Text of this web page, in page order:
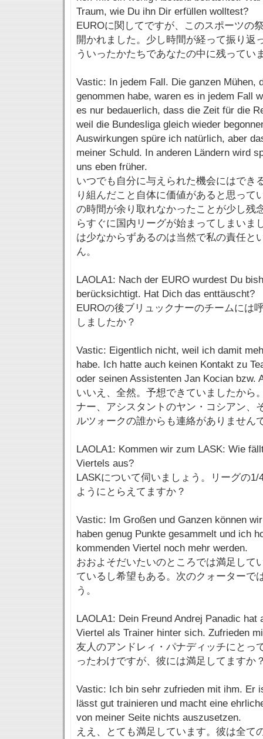
Traum, wie Du ihn Dir erfüllen wolltest?
EUROに関してですが、このスポーツの
開かれました。少し時間が経って振り返
ういったかたちであなたの中に残ってい
Vastic: In jedem Fall. Die ganzen Mühen,
genommen habe, waren es in jedem Fall
es nur bedauerlich, dass die Zeit für die
weil die Bundesliga gleich wieder
Auswirkungen spüre ich natürlich, aber
meiner Schuld. In anderen Ländern wird
uns eben früher.
いつでも自分に与えられた機会にはでき
り組んだこと自体に価値があると思って
の時間が余り取れなかったことが少し残
らすぐに国内リーグが始まってしまいま
は少なからずあるのは当然で私の責任と
ん。
LAOLA1: Nach der EURO wurdest Du
berücksichtigt. Hat Dich das enttäuscht?
EUROの後ブリュックナーのチームには
しましたか？
Vastic: Eigentlich nicht, weil ich damit
habe. Ich hatte auch keinen Kontakt zu
oder seinen Assistenten Jan Kocian bzw.
いいえ、全然。予想できていましたから
ナー、アシスタントのヤン・コシアン、
ルツォークの誰からも連絡がありません
LAOLA1: Kommen wir zum LASK: Wie
Viertels aus?
LASKについて伺いましょう。リーグの
ようにとらえてますか？
Vastic: Im Großen und Ganzen können
haben genug Punkte gesammelt und ich
kommenden Viertel noch mehr werden.
おおよそだいたいのところでは満足して
ているし希望もある。次のクォーターで
う。
LAOLA1: Dein Freund Andrej Panadic
Viertel als Trainer hinter sich. Zufrieden
友人のアンドレィ・パナディッチにとっ
ったわけですが、彼には満足してますか
Vastic: Ich bin sehr zufrieden mit ihm. Er
lässt gut trainieren und macht eine
von meiner Seite nichts auszusetzen.
ええ、とても満足しています。彼は全て